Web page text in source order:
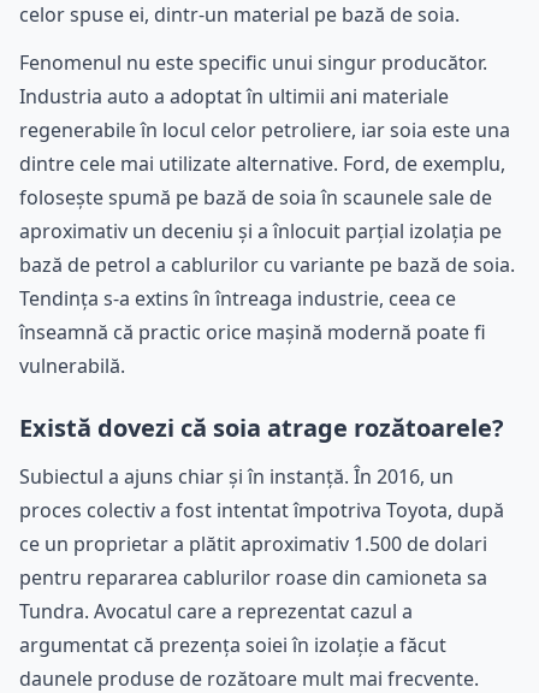
celor spuse ei, dintr-un material pe bază de soia.
Fenomenul nu este specific unui singur producător.
Industria auto a adoptat în ultimii ani materiale
regenerabile în locul celor petroliere, iar soia este una
dintre cele mai utilizate alternative. Ford, de exemplu,
folosește spumă pe bază de soia în scaunele sale de
aproximativ un deceniu și a înlocuit parțial izolația pe
bază de petrol a cablurilor cu variante pe bază de soia.
Tendința s-a extins în întreaga industrie, ceea ce
înseamnă că practic orice mașină modernă poate fi
vulnerabilă.
Există dovezi că soia atrage rozătoarele?
Subiectul a ajuns chiar și în instanță. În 2016, un
proces colectiv a fost intentat împotriva Toyota, după
ce un proprietar a plătit aproximativ 1.500 de dolari
pentru repararea cablurilor roase din camioneta sa
Tundra. Avocatul care a reprezentat cazul a
argumentat că prezența soiei în izolație a făcut
daunele produse de rozătoare mult mai frecvente.